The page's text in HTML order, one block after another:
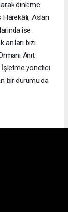
dinleme
Harekâtı, Aslan
ise
anıları bizi
Anıt
İşletme yönetici
bir durumu da